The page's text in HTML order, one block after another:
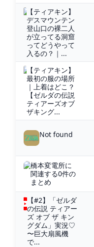
【ティアキン】
デスマウンテン
登山口の裸二人
が立ってる洞窟
ってどうやって
入るの？｜...
【ティアキン】
最初の服の場所
｜上着はどこ？
【ゼルダの伝説
ティアーズオブ
ザキング...
Not found
橋本変電所に
関連する0件の
まとめ
【#2】「ゼルダ
の伝説 ティアー
ズ オブ ザ キン
グダム」実況♡
〜巨大扇風機
で...